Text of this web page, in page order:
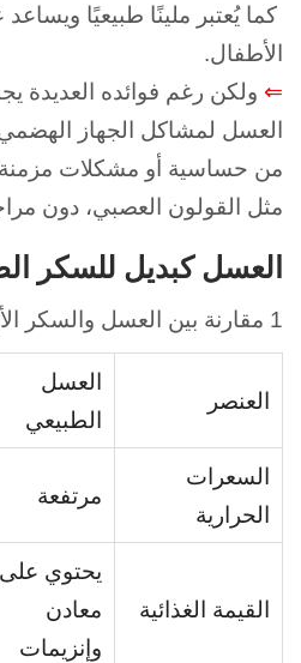
كما يُعتبر ملينًا طبيعيًا
الأطفال.
⇐ ولكن رغم فوائده العديدة
العسل لمشاكل الجهاز
من حساسية أو مشكلات
مثل القولون العصبي، دون
العسل كبديل للسكر
1 مقارنة بين العسل والسكر الأبيض
العنصر
العسل
الطبيعي
السعرات
الحرارية
مرتفعة
القيمة الغذائية
يحتوي على
معادن
وإنزيمات